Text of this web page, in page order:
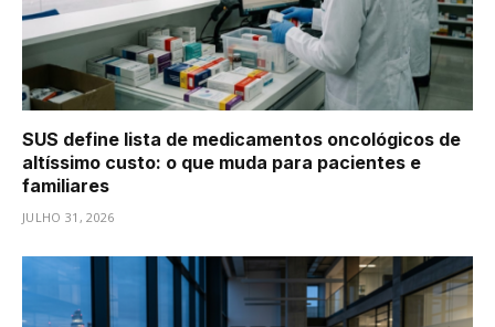
SUS define lista de medicamentos oncológicos de
altíssimo custo: o que muda para pacientes e
familiares
JULHO 31, 2026